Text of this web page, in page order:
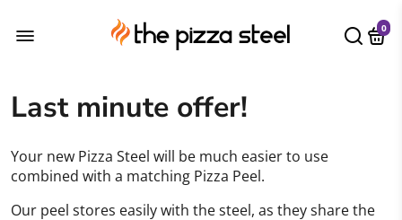
0
Last minute offer!
Your new Pizza Steel will be much easier to use
combined with a matching Pizza Peel.
Our peel stores easily with the steel, as they share the